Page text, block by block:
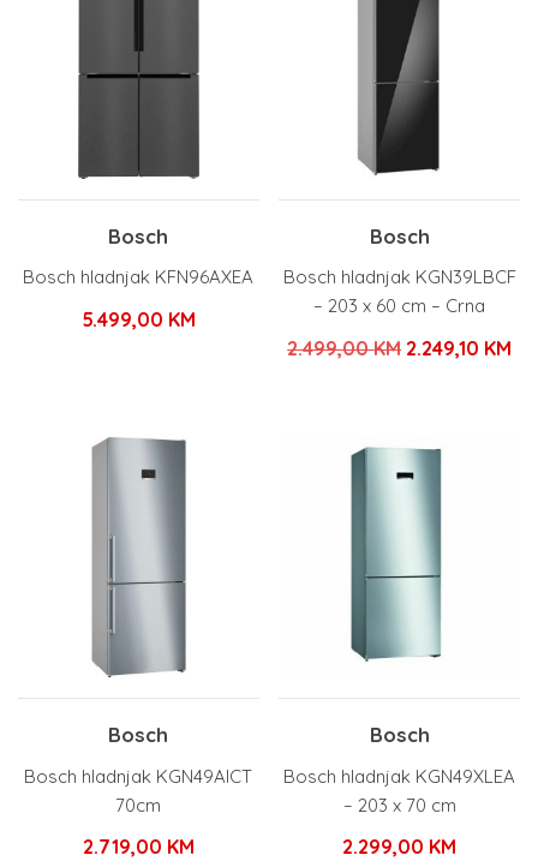
Bosch
Bosch hladnjak KFN96AXEA
5.499,00 KM
Bosch
Bosch hladnjak KGN39LBCF
– 203 x 60 cm – Crna
2.499,00KM Izvorna
je:
2.249,10 KM
Bosch
Bosch hladnjak KGN49AICT
70cm
2.719,00 KM
Bosch
Bosch hladnjak KGN49XLEA
– 203 x 70 cm
2.299,00 KM